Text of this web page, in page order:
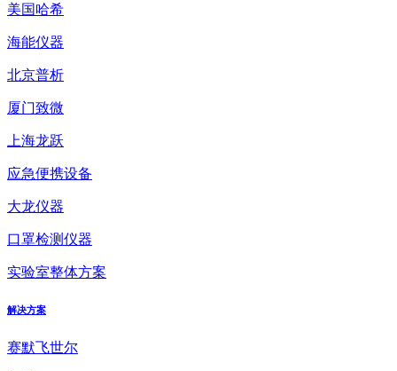
美国哈希
海能仪器
北京普析
厦门致微
上海龙跃
应急便携设备
大龙仪器
口罩检测仪器
实验室整体方案
解决方案
赛默飞世尔